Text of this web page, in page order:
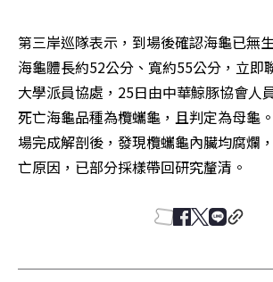
第三岸巡隊表示，到場後確認海龜已無
海龜體長約52公分、寬約55公分，立即
大學派員協處，25日由中華鯨豚協會人
死亡海龜品種為欖蠵龜，且判定為母龜
場完成解剖後，發現欖蠵龜內臟均腐爛
亡原因，已部分採樣帶回研究釐清。